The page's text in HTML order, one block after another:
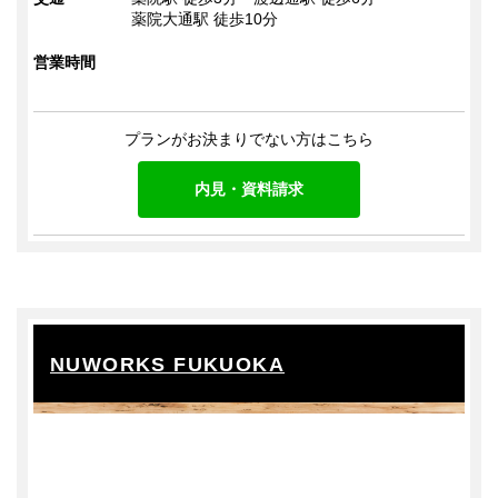
薬院大通駅 徒歩10分
営業時間
プランがお決まりでない方はこちら
内見・資料請求
NUWORKS FUKUOKA